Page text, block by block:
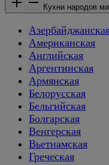
Кухни народов
Американская
Английская
Аргентинская
Армянская
Белорусская
Бельгийская
Болгарская
Венгерская
Вьетнамская
Греческая